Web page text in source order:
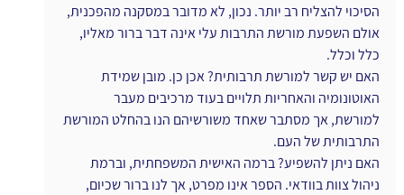
הסיכוי להצליח רב יותר. נכון, לא מדובר במסקנה מהפכנית,
אולם השפעת מורשת התרבות עלי אינה דבר ברור מאליו,
כלל וכלל.
האם יש קשר למורשת תרבותית? אכן כן. מובן שמידת
האוטונומיה והאחריות תלויים בעוד מרכיבים מעבר
למורשת, אך מסתבר שאחד משורשיהם הנו בהחלט המורשת
התרבותית של העם.
האם ניתן להשפיע? ברמה האישית המשפחתית, וברמת
ניהול צוות בוודאי. הספר אינו מפרט, אך לנו ברור שכיום,